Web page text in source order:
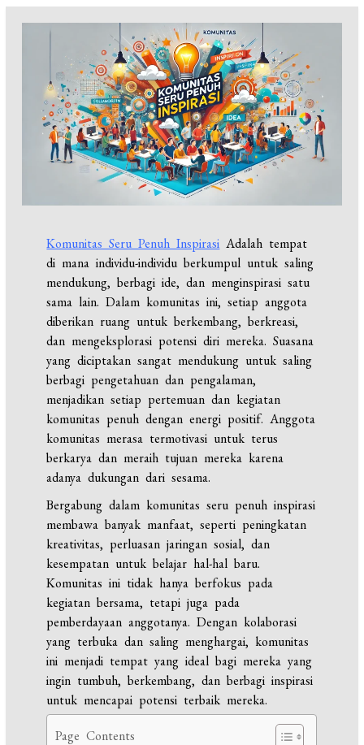
Komunitas Seru Penuh Inspirasi Adalah tempat
di mana individu-individu berkumpul untuk saling
mendukung, berbagi ide, dan menginspirasi satu
sama lain. Dalam komunitas ini, setiap anggota
diberikan ruang untuk berkembang, berkreasi,
dan mengeksplorasi potensi diri mereka. Suasana
yang diciptakan sangat mendukung untuk saling
berbagi pengetahuan dan pengalaman,
menjadikan setiap pertemuan dan kegiatan
komunitas penuh dengan energi positif. Anggota
komunitas merasa termotivasi untuk terus
berkarya dan meraih tujuan mereka karena
adanya dukungan dari sesama.
Bergabung dalam komunitas seru penuh inspirasi
membawa banyak manfaat, seperti peningkatan
kreativitas, perluasan jaringan sosial, dan
kesempatan untuk belajar hal-hal baru.
Komunitas ini tidak hanya berfokus pada
kegiatan bersama, tetapi juga pada
pemberdayaan anggotanya. Dengan kolaborasi
yang terbuka dan saling menghargai, komunitas
ini menjadi tempat yang ideal bagi mereka yang
ingin tumbuh, berkembang, dan berbagi inspirasi
untuk mencapai potensi terbaik mereka.
Page Contents